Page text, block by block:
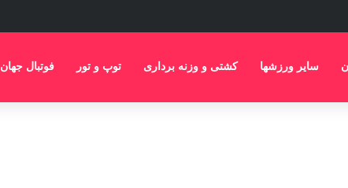
سایر ورزشها کشتی و وزنه برداری توپ و تور فوتبال جهان